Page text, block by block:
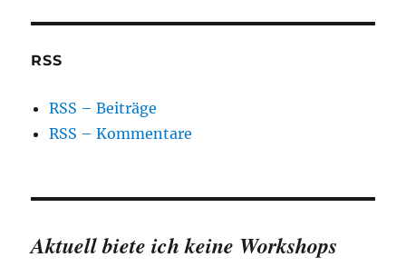
RSS
RSS – Beiträge
RSS – Kommentare
Aktuell biete ich keine Workshops